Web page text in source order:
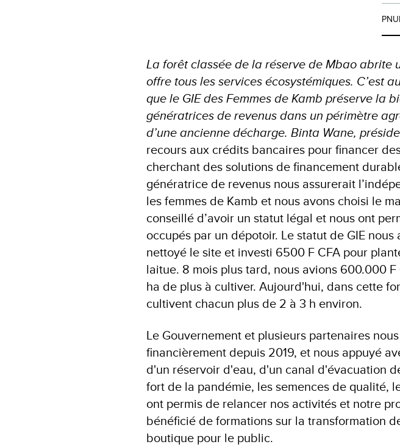
La forêt classée de la réserve de Mbao abrite
offre tous les services écosystémiques. C’est
que le GIE des Femmes de Kamb préserve la
génératrices de revenus dans un périmètre
d’une ancienne décharge. Binta Wane,
recours aux crédits bancaires pour financer
cherchant des solutions de financement
génératrice de revenus nous assurerait
les femmes de Kamb et nous avons choisi le
conseillé d’avoir un statut légal et nous ont
occupés par un dépotoir. Le statut de GIE
nettoyé le site et investi 6500 F CFA pour
laitue. 8 mois plus tard, nous avions 600.000
ha de plus à cultiver. Aujourd'hui, dans cette
cultivent chacun plus de 2 à 3 h environ.
Le Gouvernement et plusieurs partenaires
financièrement depuis 2019, et nous appuyé
d'un réservoir d'eau, d'un canal d'évacuation
fort de la pandémie, les semences de qualité,
ont permis de relancer nos activités et notre
bénéficié de formations sur la transformation
boutique pour le public.